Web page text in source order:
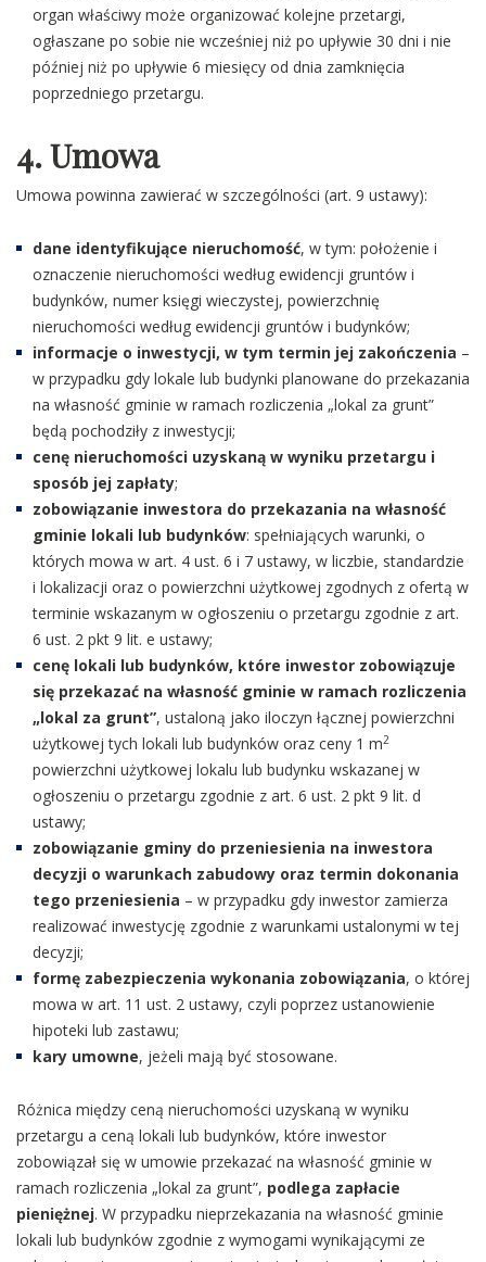
organ właściwy może organizować kolejne przetargi,
ogłaszane po sobie nie wcześniej niż po upływie 30 dni i nie
później niż po upływie 6 miesięcy od dnia zamknięcia
poprzedniego przetargu.
4. Umowa
Umowa powinna zawierać w szczególności (art. 9 ustawy):
dane identyfikujące nieruchomość, w tym: położenie i
oznaczenie nieruchomości według ewidencji gruntów i
budynków, numer księgi wieczystej, powierzchnię
nieruchomości według ewidencji gruntów i budynków;
informacje o inwestycji, w tym termin jej zakończenia –
w przypadku gdy lokale lub budynki planowane do przekazania
na własność gminie w ramach rozliczenia „lokal za grunt”
będą pochodziły z inwestycji;
cenę nieruchomości uzyskaną w wyniku przetargu i
sposób jej zapłaty;
zobowiązanie inwestora do przekazania na własność
gminie lokali lub budynków: spełniających warunki, o
których mowa w art. 4 ust. 6 i 7 ustawy, w liczbie, standardzie
i lokalizacji oraz o powierzchni użytkowej zgodnych z ofertą w
terminie wskazanym w ogłoszeniu o przetargu zgodnie z art.
6 ust. 2 pkt 9 lit. e ustawy;
cenę lokali lub budynków, które inwestor zobowiązuje
się przekazać na własność gminie w ramach rozliczenia
„lokal za grunt”, ustaloną jako iloczyn łącznej powierzchni
użytkowej tych lokali lub budynków oraz ceny 1 m2
powierzchni użytkowej lokalu lub budynku wskazanej w
ogłoszeniu o przetargu zgodnie z art. 6 ust. 2 pkt 9 lit. d
ustawy;
zobowiązanie gminy do przeniesienia na inwestora
decyzji o warunkach zabudowy oraz termin dokonania
tego przeniesienia – w przypadku gdy inwestor zamierza
realizować inwestycję zgodnie z warunkami ustalonymi w tej
decyzji;
formę zabezpieczenia wykonania zobowiązania, o której
mowa w art. 11 ust. 2 ustawy, czyli poprzez ustanowienie
hipoteki lub zastawu;
kary umowne, jeżeli mają być stosowane.
Różnica między ceną nieruchomości uzyskaną w wyniku
przetargu a ceną lokali lub budynków, które inwestor
zobowiązał się w umowie przekazać na własność gminie w
ramach rozliczenia „lokal za grunt”, podlega zapłacie
pieniężnej. W przypadku nieprzekazania na własność gminie
lokali lub budynków zgodnie z wymogami wynikającymi ze